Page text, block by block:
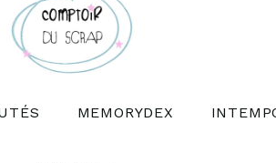
MEMORYDEX